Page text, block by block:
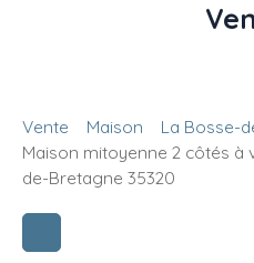
Vente Maison
La Bosse-
Maison mitoyenne 2 côtés à
de-Bretagne 35320